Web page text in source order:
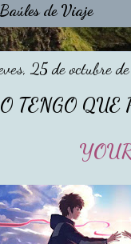
Baúles de Viaje
25 de octubre
TENGO QUE